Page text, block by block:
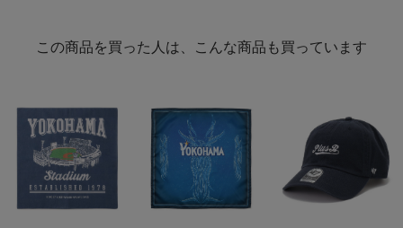
この商品を買った人は、こんな商品も買っています